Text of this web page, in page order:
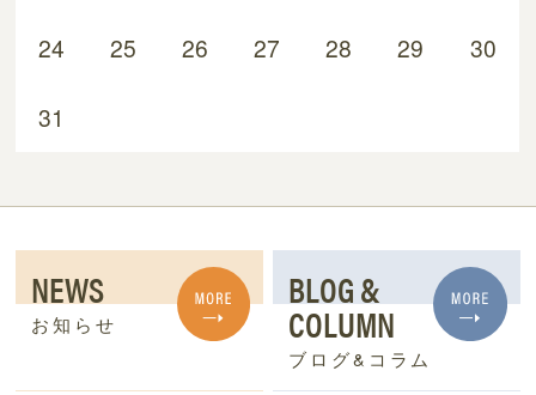
24 25 26 27 28 29 30
31
NEWS
お知らせ
BLOG &
COLUMN
ブログ&コラム